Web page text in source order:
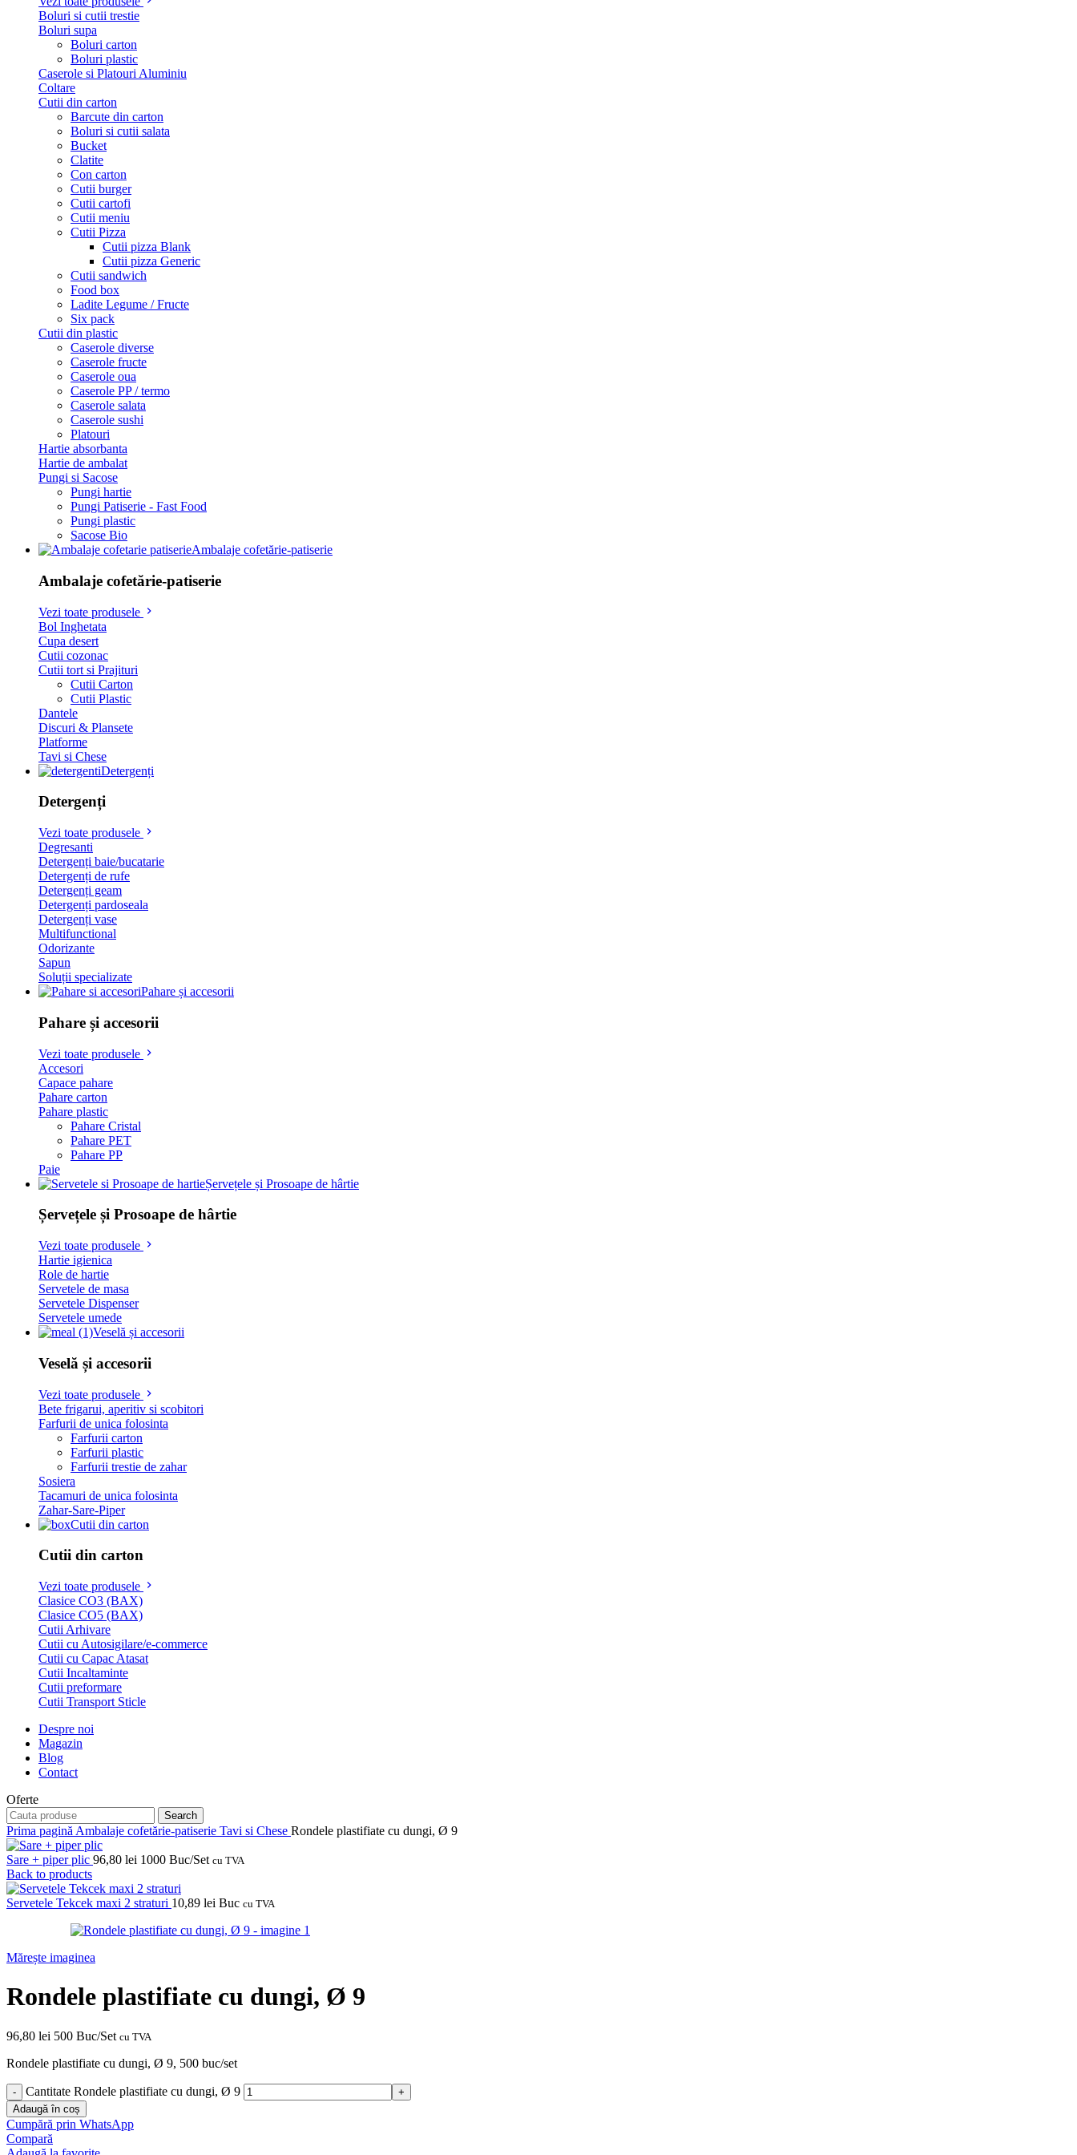
Boluri si cutii trestie
Boluri supa
Boluri carton
Boluri plastic
Caserole si Platouri Aluminiu
Coltare
Cutii din carton
Barcute din carton
Boluri si cutii salata
Bucket
Clatite
Con carton
Cutii burger
Cutii cartofi
Cutii meniu
Cutii Pizza
Cutii pizza Blank
Cutii pizza Generic
Cutii sandwich
Food box
Ladite Legume / Fructe
Six pack
Cutii din plastic
Caserole diverse
Caserole fructe
Caserole oua
Caserole PP / termo
Caserole salata
Caserole sushi
Platouri
Hartie absorbanta
Hartie de ambalat
Pungi si Sacose
Pungi hartie
Pungi Patiserie - Fast Food
Pungi plastic
Sacose Bio
Ambalaje cofetărie-patiserie
Ambalaje cofetărie-patiserie
Vezi toate produsele
Bol Inghetata
Cupa desert
Cutii cozonac
Cutii tort si Prajituri
Cutii Carton
Cutii Plastic
Dantele
Discuri & Plansete
Platforme
Tavi si Chese
Detergenți
Detergenți
Vezi toate produsele
Degresanti
Detergenți baie/bucatarie
Detergenți de rufe
Detergenți geam
Detergenți pardoseala
Detergenți vase
Multifunctional
Odorizante
Sapun
Soluții specializate
Pahare și accesorii
Pahare și accesorii
Vezi toate produsele
Accesori
Capace pahare
Pahare carton
Pahare plastic
Pahare Cristal
Pahare PET
Pahare PP
Paie
Șervețele și Prosoape de hârtie
Șervețele și Prosoape de hârtie
Vezi toate produsele
Hartie igienica
Role de hartie
Servetele de masa
Servetele Dispenser
Servetele umede
Veselă și accesorii
Veselă și accesorii
Vezi toate produsele
Bete frigarui, aperitiv si scobitori
Farfurii de unica folosinta
Farfurii carton
Farfurii plastic
Farfurii trestie de zahar
Sosiera
Tacamuri de unica folosinta
Zahar-Sare-Piper
Cutii din carton
Cutii din carton
Vezi toate produsele
Clasice CO3 (BAX)
Clasice CO5 (BAX)
Cutii Arhivare
Cutii cu Autosigilare/e-commerce
Cutii cu Capac Atasat
Cutii Incaltaminte
Cutii preformare
Cutii Transport Sticle
Despre noi
Magazin
Blog
Contact
Oferte
Search
Prima pagină Ambalaje cofetărie-patiserie Tavi si Chese Rondele plastifiate cu dungi, Ø 9
Sare + piper plic 96,80 lei 1000 Buc/Set cu TVA
Back to products
Servetele Tekcek maxi 2 straturi 10,89 lei Buc cu TVA
Mărește imaginea
Rondele plastifiate cu dungi, Ø 9
96,80 lei 500 Buc/Set cu TVA
Rondele plastifiate cu dungi, Ø 9, 500 buc/set
Cantitate Rondele plastifiate cu dungi, Ø 9
Adaugă în coș
Cumpără prin WhatsApp
Compară